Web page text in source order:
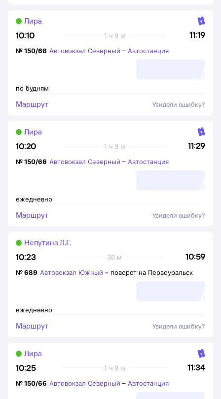
10:10 11:19
1 ч 9 м
Лира
по будням
№150/66 Автовокзал Северный – Автостанция
Маршрут Увидели ошибку?
10:20 11:29
1 ч 9 м
Лира
ежедневно
№150/66 Автовокзал Северный – Автостанция
Маршрут Увидели ошибку?
10:23 10:59
36 м
Непутина Л.Г.
ежедневно
№689 Автовокзал Южный – поворот на Первоуральск
Маршрут Увидели ошибку?
10:25 11:34
1 ч 9 м
Лира
№150/66 Автовокзал Северный – Автостанция